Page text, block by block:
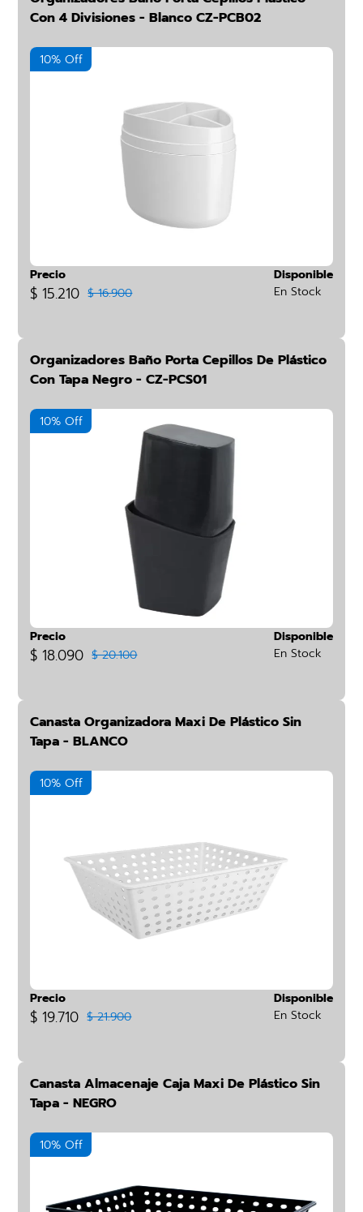
Con 4 Divisiones - Blanco CZ-PCB02
10% Off
Precio
$ 15.210 $ 16.900
Disponible
En Stock
Organizadores Baño Porta Cepillos De Plástico
Con Tapa Negro - CZ-PCS01
10% Off
Precio
$ 18.090 $ 20.100
Disponible
En Stock
Canasta Organizadora Maxi De Plástico Sin
Tapa - BLANCO
10% Off
Precio
$ 19.710 $ 21.900
Disponible
En Stock
Canasta Almacenaje Caja Maxi De Plástico Sin
Tapa - NEGRO
10% Off